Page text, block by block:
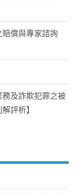
償與專家諮詢
及詐欺犯罪之被
評析】